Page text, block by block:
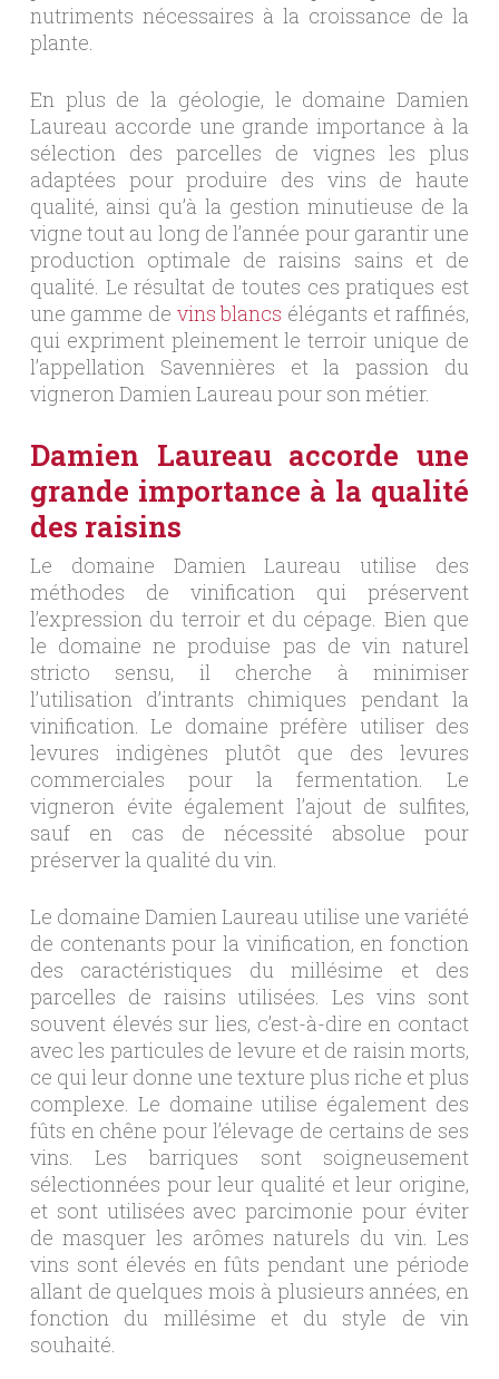
nutriments nécessaires à la croissance de la
plante.
En plus de la géologie, le domaine Damien
Laureau accorde une grande importance à la
sélection des parcelles de vignes les plus
adaptées pour produire des vins de haute
qualité, ainsi qu’à la gestion minutieuse de la
vigne tout au long de l’année pour garantir une
production optimale de raisins sains et de
qualité. Le résultat de toutes ces pratiques est
une gamme de vins blancs élégants et raffinés,
qui expriment pleinement le terroir unique de
l’appellation Savennières et la passion du
vigneron Damien Laureau pour son métier.
Damien Laureau accorde une
grande importance à la qualité
des raisins
Le domaine Damien Laureau utilise des
méthodes de vinification qui préservent
l’expression du terroir et du cépage. Bien que
le domaine ne produise pas de vin naturel
stricto sensu, il cherche à minimiser
l’utilisation d’intrants chimiques pendant la
vinification. Le domaine préfère utiliser des
levures indigènes plutôt que des levures
commerciales pour la fermentation. Le
vigneron évite également l’ajout de sulfites,
sauf en cas de nécessité absolue pour
préserver la qualité du vin.
Le domaine Damien Laureau utilise une variété
de contenants pour la vinification, en fonction
des caractéristiques du millésime et des
parcelles de raisins utilisées. Les vins sont
souvent élevés sur lies, c’est-à-dire en contact
avec les particules de levure et de raisin morts,
ce qui leur donne une texture plus riche et plus
complexe. Le domaine utilise également des
fûts en chêne pour l’élevage de certains de ses
vins. Les barriques sont soigneusement
sélectionnées pour leur qualité et leur origine,
et sont utilisées avec parcimonie pour éviter
de masquer les arômes naturels du vin. Les
vins sont élevés en fûts pendant une période
allant de quelques mois à plusieurs années, en
fonction du millésime et du style de vin
souhaité.